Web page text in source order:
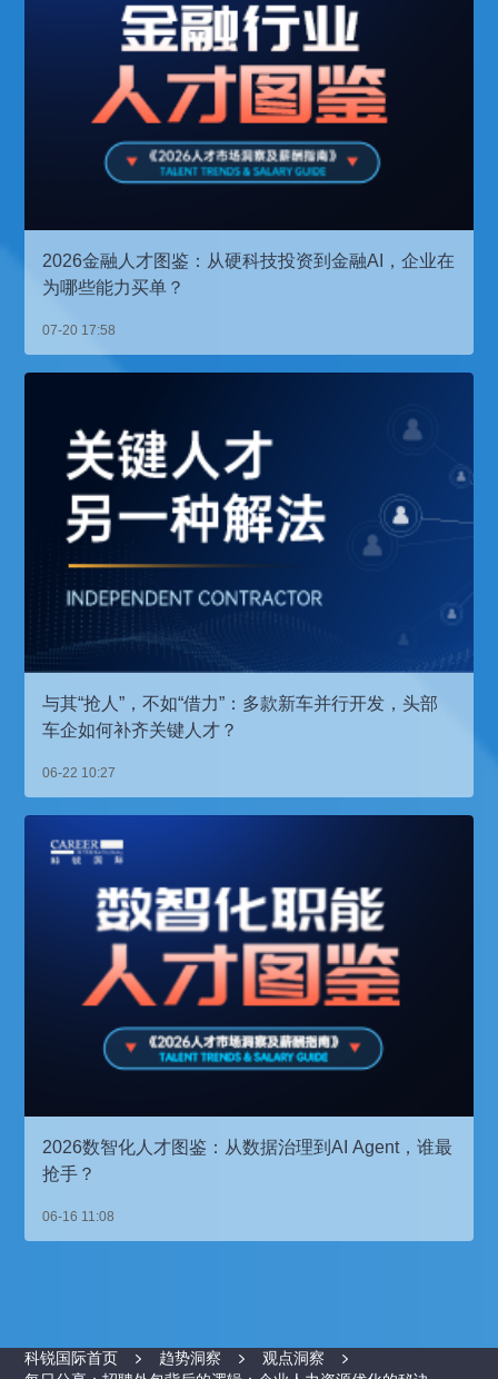
2026金融人才图鉴：从硬科技投资到金融AI，企业在
为哪些能力买单？
07-20 17:58
与其“抢人”，不如“借力”：多款新车并行开发，头部
车企如何补齐关键人才？
06-22 10:27
2026数智化人才图鉴：从数据治理到AI Agent，谁最
抢手？
06-16 11:08
科锐国际首页 趋势洞察
观点洞察